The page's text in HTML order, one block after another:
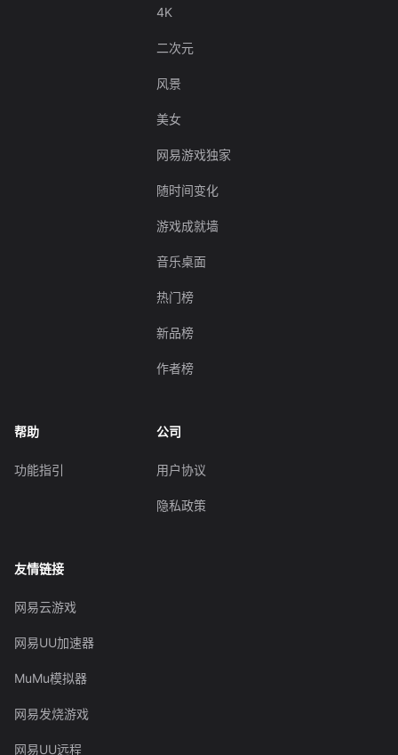
4K
二次元
风景
美女
网易游戏独家
随时间变化
游戏成就墙
音乐桌面
热门榜
新品榜
作者榜
帮助
功能指引
公司
用户协议
隐私政策
友情链接
网易云游戏
网易UU加速器
MuMu模拟器
网易发烧游戏
网易UU远程